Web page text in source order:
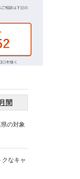
月間
の対象
クなキャ